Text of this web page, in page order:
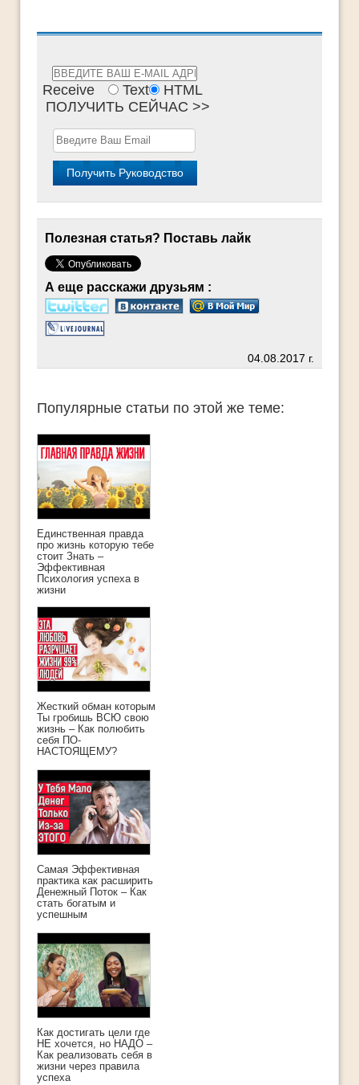
Receive Text
HTML
ПОЛУЧИТЬ СЕЙЧАС >>
Полезная статья? Поставь лайк
А еще расскажи друзьям :
04.08.2017 г.
Популярные статьи по этой же теме:
Единственная правда
про жизнь которую тебе
стоит Знать –
Эффективная
Психология успеха в
жизни
Жесткий обман которым
Ты гробишь ВСЮ свою
жизнь – Как полюбить
себя ПО-
НАСТОЯЩЕМУ?
Самая Эффективная
практика как расширить
Денежный Поток – Как
стать богатым и
успешным
Как достигать цели где
НЕ хочется, но НАДО –
Как реализовать себя в
жизни через правила
успеха